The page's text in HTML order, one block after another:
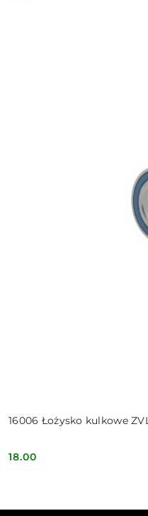
16006 Łożysko kulkowe
Cena:
18.00